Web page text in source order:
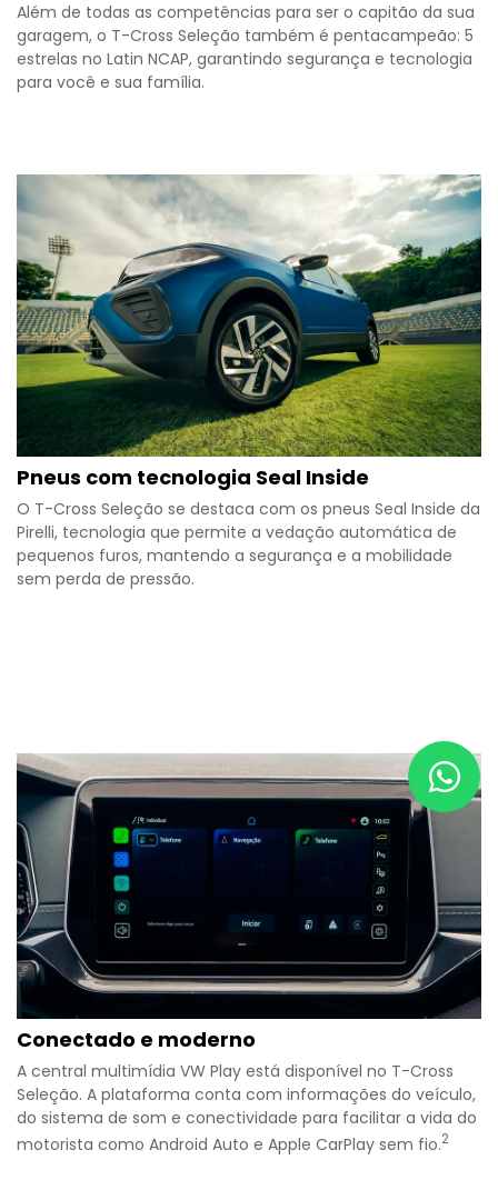
Além de todas as competências para ser o capitão da sua
garagem, o T-Cross Seleção também é pentacampeão: 5
estrelas no Latin NCAP, garantindo segurança e tecnologia
para você e sua família.
Pneus com tecnologia Seal Inside
O T-Cross Seleção se destaca com os pneus Seal Inside da
Pirelli, tecnologia que permite a vedação automática de
pequenos furos, mantendo a segurança e a mobilidade
sem perda de pressão.
Conectado e moderno
A central multimídia VW Play está disponível no T-Cross
Seleção. A plataforma conta com informações do veículo,
do sistema de som e conectividade para facilitar a vida do
motorista como Android Auto e Apple CarPlay sem fio.⁠2